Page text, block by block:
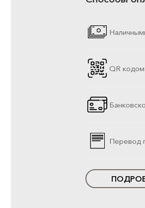
QR
Перевод